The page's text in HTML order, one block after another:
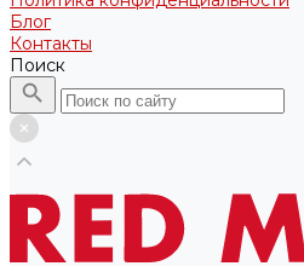
Блог
Контакты
Поиск